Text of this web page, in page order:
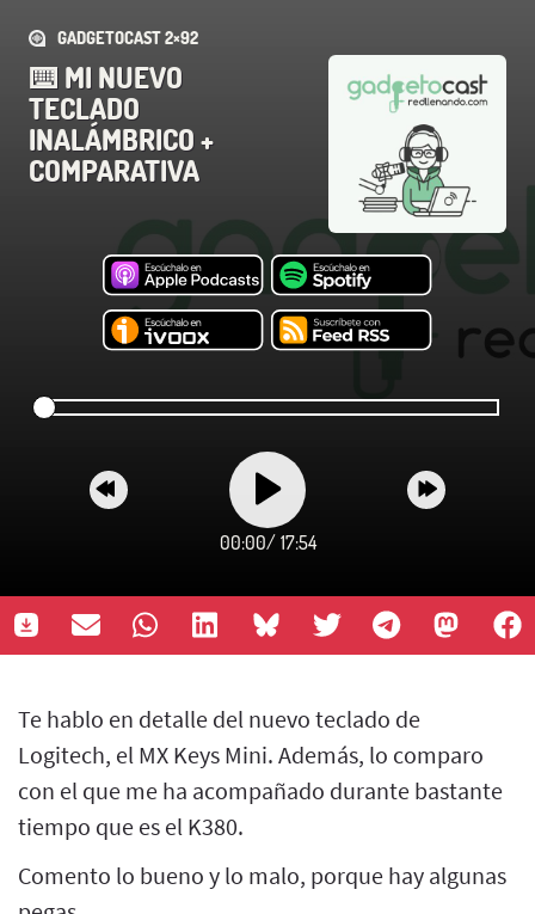
GADGETOCAST 2×92
⌨️ MI NUEVO
TECLADO
INALÁMBRICO +
COMPARATIVA
00:00/ 17:54
Te hablo en detalle del nuevo teclado de
Logitech, el MX Keys Mini. Además, lo comparo
con el que me ha acompañado durante bastante
tiempo que es el K380.
Comento lo bueno y lo malo, porque hay algunas